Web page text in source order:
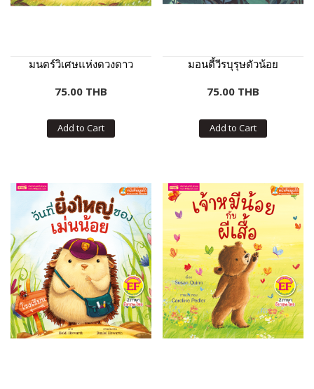
มนตร์วิเศษแห่งดวงดาว
75.00 THB
Add to Cart
มอนตี้วีรบุรุษตัวน้อย
75.00 THB
Add to Cart